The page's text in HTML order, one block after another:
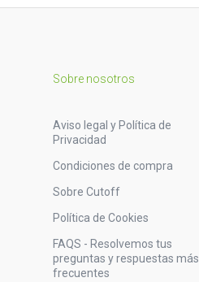
Sobre nosotros
Aviso legal y Política de
Privacidad
Condiciones de compra
Sobre Cutoff
Política de Cookies
FAQS - Resolvemos tus
preguntas y respuestas más
frecuentes